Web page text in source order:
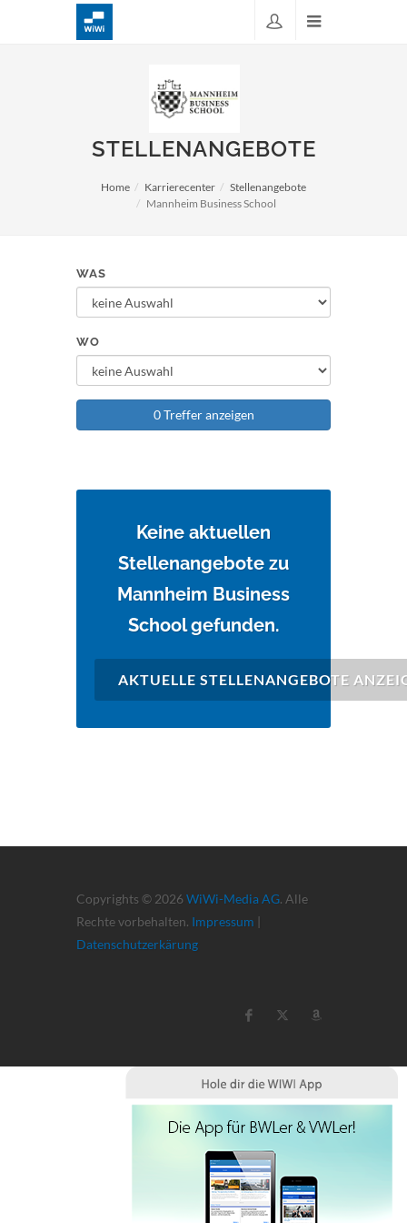
STELLENANGEBOTE
Home Karrierecenter
Stellenangebote
Mannheim Business School
WAS
WO
0 Treffer anzeigen
Keine aktuellen
Stellenangebote zu
Mannheim Business
School gefunden.
AKTUELLE STELLENANGEBOTE
Copyrights © 2026 WiWi-Media AG. Alle
Rechte vorbehalten. Impressum |
Datenschutzerkärung